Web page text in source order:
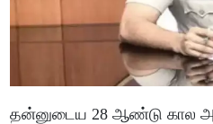
தன்னுடைய 28 ஆண்டு கால